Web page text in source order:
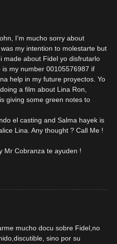
I’m mucho sorry about
my intention to molestarte but
made about Fidel yo disfrutarlo
is my number 00105576987 if
help in my future proyectos. Yo
a film about Lina Ron,
giving some green notes to
el casting and Salma hayek is
Lina. Any thought ? Call Me !
Mr Cobranza te ayuden !
mucho docu sobre Fidel,no
sino por su